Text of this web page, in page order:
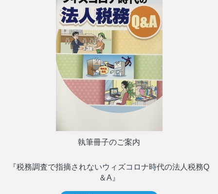
執筆冊子のご案内
『税務調査で指摘されないウィズコロナ時代の法人税務Q
＆A』